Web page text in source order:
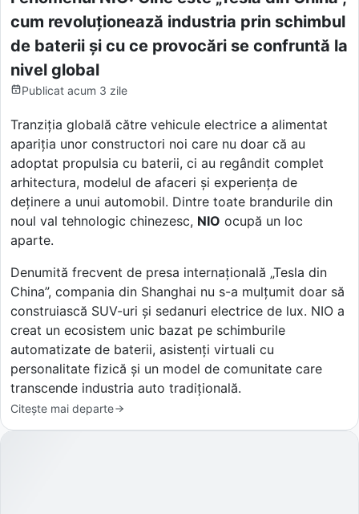
cum revoluționează industria prin schimbul
de baterii și cu ce provocări se confruntă la
nivel global
Publicat acum 3 zile
Tranziția globală către vehicule electrice a alimentat
apariția unor constructori noi care nu doar că au
adoptat propulsia cu baterii, ci au regândit complet
arhitectura, modelul de afaceri și experiența de
deținere a unui automobil. Dintre toate brandurile din
noul val tehnologic chinezesc, NIO ocupă un loc
aparte.
Denumită frecvent de presa internațională „Tesla din
China”, compania din Shanghai nu s-a mulțumit doar să
construiască SUV-uri și sedanuri electrice de lux. NIO a
creat un ecosistem unic bazat pe schimburile
automatizate de baterii, asistenți virtuali cu
personalitate fizică și un model de comunitate care
transcende industria auto tradițională.
Citește mai departe